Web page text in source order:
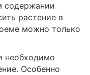
содержании
растение в
можно только
необходимо
Особенно